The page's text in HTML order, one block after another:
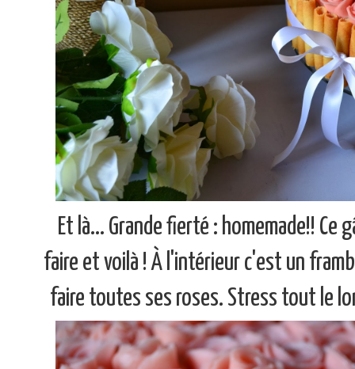
Et là... Grande fierté : homemade!!
faire et voilà ! À l'intérieur c'est un
faire toutes ses roses. Stress tout le